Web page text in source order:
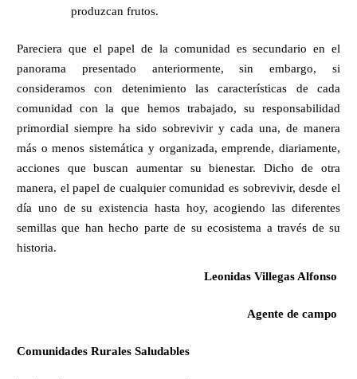
produzcan frutos.
Pareciera que el papel de la comunidad es secundario en el
panorama presentado anteriormente, sin embargo, si
consideramos con detenimiento las características de cada
comunidad con la que hemos trabajado, su responsabilidad
primordial siempre ha sido sobrevivir y cada una, de manera
más o menos sistemática y organizada, emprende, diariamente,
acciones que buscan aumentar su bienestar. Dicho de otra
manera, el papel de cualquier comunidad es sobrevivir, desde el
día uno de su existencia hasta hoy, acogiendo las diferentes
semillas que han hecho parte de su ecosistema a través de su
historia.
Leonidas Villegas Alfonso
Agente de campo
Comunidades Rurales Saludables